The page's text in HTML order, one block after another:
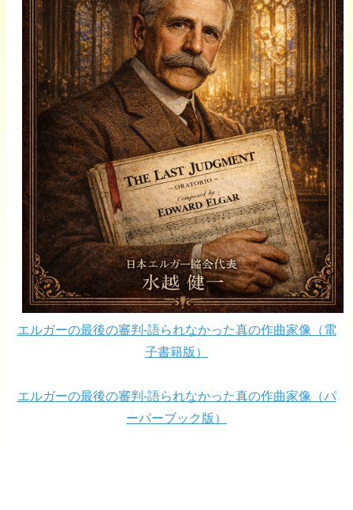
エルガーの最後の審判-語られなかった真の作曲家像（電
子書籍版）
エルガーの最後の審判-語られなかった真の作曲家像（パ
ーパーブック版）